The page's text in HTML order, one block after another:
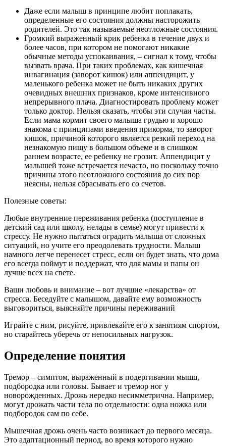
Даже если малыш в принципе любит поплакать,
определенные его состояния должны насторожить
родителей. Это так называемые неотложные состояния.
Громкий выраженный крик ребенка в течение двух и
более часов, при котором не помогают никакие
обычные методы успокаивания, – сигнал к тому, чтобы
вызвать врача. При таких проблемах, как кишечная
инвагинация (заворот кишок) или аппендицит, у
маленького ребенка может не быть никаких других
очевидных внешних признаков, кроме интенсивного
непрерывного плача. Диагностировать проблему может
только доктор. Нельзя сказать, чтобы эти случаи часты.
Если мама кормит своего малыша грудью и хорошо
знакома с принципами введения прикорма, то заворот
кишок, причиной которого является резкий переход на
незнакомую пищу в большом объеме и в слишком
раннем возрасте, ее ребенку не грозит. Аппендицит у
малышей тоже встречается нечасто, но поскольку точно
причины этого неотложного состояния до сих пор
неясны, нельзя сбрасывать его со счетов.
Полезные советы:
Любые внутренние переживания ребенка (поступление в
детский сад или школу, нелады в семье) могут привести к
стрессу. Не нужно пытаться оградить малыша от сложных
ситуаций, но учите его преодолевать трудности. Малыш
намного легче перенесет стресс, если он будет знать, что дома
его всегда поймут и поддержат, что для мамы и папы он
лучше всех на свете.
Ваши любовь и внимание – вот лучшие «лекарства» от
стресса. Беседуйте с малышом, давайте ему возможность
выговориться, выясняйте причины переживаний
Играйте с ним, рисуйте, привлекайте его к занятиям спортом,
но старайтесь уберечь от непосильных нагрузок.
Определение понятия
Тремор – симптом, выраженный в подергивании мышц,
подбородка или головы. Бывает и тремор ног у
новорожденных. Дрожь нередко несимметрична. Например,
могут дрожать части тела по отдельности: одна ножка или
подбородок сам по себе.
Мышечная дрожь очень часто возникает до первого месяца.
Это адаптационный период, во время которого нужно